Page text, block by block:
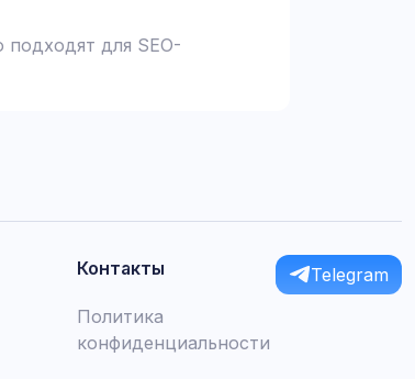
для SEO-
Контакты
Политика
конфиденциальности
Telegram